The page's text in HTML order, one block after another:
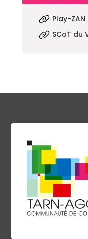
Play-ZAN
SCoT du